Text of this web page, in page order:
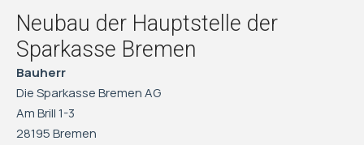
Neubau der Hauptstelle der
Sparkasse Bremen
Bauherr
Die Sparkasse Bremen AG
Am Brill 1-3
28195 Bremen